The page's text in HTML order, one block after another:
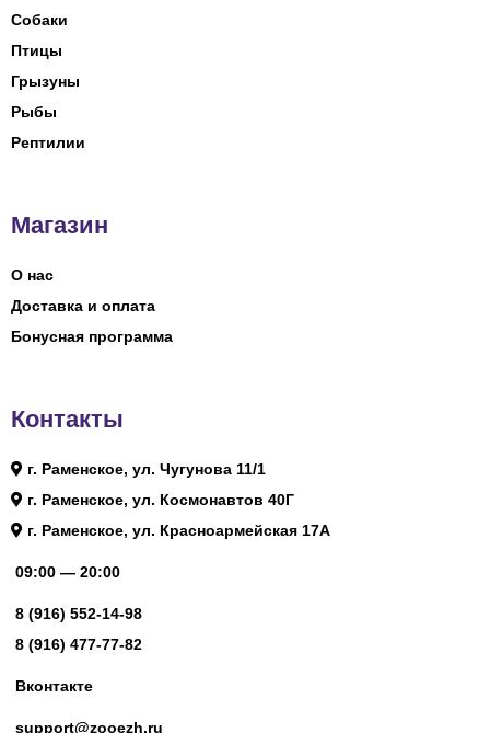
Собаки
Птицы
Грызуны
Рыбы
Рептилии
Магазин
О нас
Доставка и оплата
Бонусная программа
Контакты
г. Раменское, ул. Чугунова 11/1
г. Раменское, ул. Космонавтов 40Г
г. Раменское, ул. Красноармейская 17А
09:00 — 20:00
8 (916) 552-14-98
8 (916) 477-77-82
Вконтакте
support@zooezh.ru